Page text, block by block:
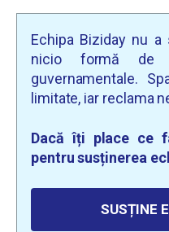
Echipa Biziday nu
nicio formă de
guvernamentale.
limitate, iar reclama
Dacă îți place ce
pentru susținerea
SUSȚINE